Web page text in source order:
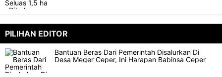
PILIHAN EDITOR
Bantuan Beras Dari Pemerintah Disalurkan Di
Desa Meger Ceper, Ini Harapan Babinsa Ceper